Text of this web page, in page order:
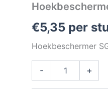
€5,35 per
Hoekbeschermer
-
zink
L=2.70m
+